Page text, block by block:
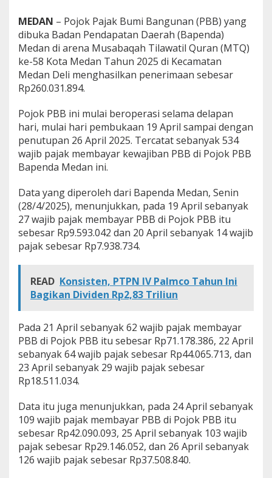
A
r
e
n
a
M
T
p
2
6
0
J
u
a
L
b
i
h
MEDAN – Pojok Pajak Bumi Bangunan (PBB) yang
dibuka Badan Pendapatan Daerah (Bapenda)
Medan di arena Musabaqah Tilawatil Quran (MTQ)
ke-58 Kota Medan Tahun 2025 di Kecamatan
Medan Deli menghasilkan penerimaan sebesar
Rp260.031.894.
Pojok PBB ini mulai beroperasi selama delapan
hari, mulai hari pembukaan 19 April sampai dengan
penutupan 26 April 2025. Tercatat sebanyak 534
wajib pajak membayar kewajiban PBB di Pojok PBB
Bapenda Medan ini.
Data yang diperoleh dari Bapenda Medan, Senin
(28/4/2025), menunjukkan, pada 19 April sebanyak
27 wajib pajak membayar PBB di Pojok PBB itu
sebesar Rp9.593.042 dan 20 April sebanyak 14 wajib
pajak sebesar Rp7.938.734.
READ Konsisten, PTPN IV Palmco Tahun Ini
Bagikan Dividen Rp2,83 Triliun
Pada 21 April sebanyak 62 wajib pajak membayar
PBB di Pojok PBB itu sebesar Rp71.178.386, 22 April
sebanyak 64 wajib pajak sebesar Rp44.065.713, dan
23 April sebanyak 29 wajib pajak sebesar
Rp18.511.034.
Data itu juga menunjukkan, pada 24 April sebanyak
109 wajib pajak membayar PBB di Pojok PBB itu
sebesar Rp42.090.093, 25 April sebanyak 103 wajib
pajak sebesar Rp29.146.052, dan 26 April sebanyak
126 wajib pajak sebesar Rp37.508.840.